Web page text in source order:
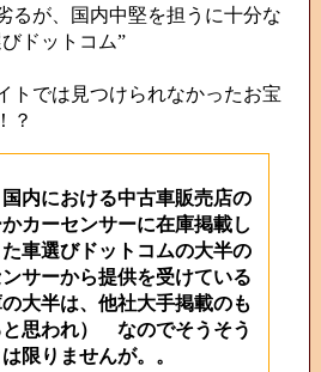
が、国内中堅を担うに十分な
ドットコム”
では見つけられなかったお宝
？
内における中古車販売店の
カーセンサーに在庫掲載し
車選びドットコムの大半の
サーから提供を受けている
大半は、他社大手掲載のも
思われ） なのでそうそう
限りませんが。。